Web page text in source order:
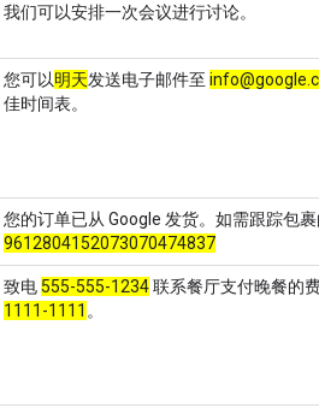
我们可以安排一次会议进行讨论。
您可以明天发送电子邮件至
佳时间表。
您的订单已从 Google 发货。如需跟踪包
9612804152073070474837
致电 555-555-1234联系餐厅支付晚餐的
1111-1111 。